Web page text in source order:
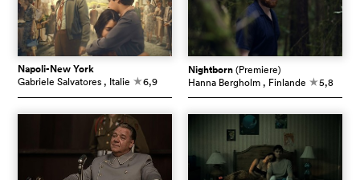
Napoli-New York
Gabriele Salvatores , Italie c6,9
Nightborn(Premiere)
Hanna Bergholm , Finlande c5,8